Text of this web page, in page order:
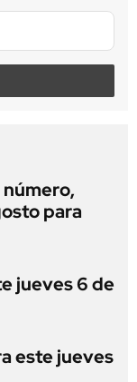
para
jueves 6 de
este jueves